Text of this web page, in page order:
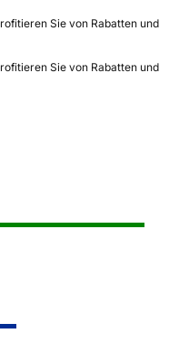
Sie von Rabatten und
Sie von Rabatten und